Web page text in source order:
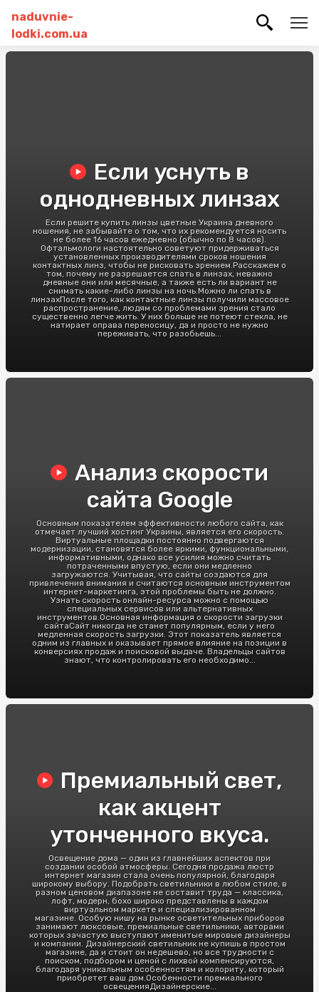
naduvnie-
lodki.com.ua
Если уснуть в
однодневных линзах
Если решите купить линзы цветные Украина дневного
ношения, не забывайте о том, что их рекомендуется носить
не более 16 часов ежедневно (обычно по 8 часов).
Офтальмологи настоятельно советуют придерживаться
установленных производителями сроков ношения
контактных линз, чтобы не рисковать зрением.Расскажем о
том, почему не разрешается спать в линзах, неважно
дневные они или месячные, а также есть ли вариант не
снимать какие-либо линзы на ночь.Можно ли спать в
линзахПосле того, как контактные линзы получили массовое
распространение, людям со проблемами зрения стало
существенно легче жить. У них больше не потеют стекла, не
натирает оправа переносицу, да и просто не нужно
переживать, что разобьешь...
Анализ скорости
сайта Google
Основным показателем эффективности любого сайта, как
отмечает лучший хостинг Украины, является его скорость.
Виртуальные площадки постоянно подвергаются
модернизации, становятся более яркими, функциональными,
информативными, однако все усилия можно считать
потраченными впустую, если они медленно
загружаются. Учитывая, что сайты создаются для
привлечения внимания и считаются основным инструментом
интернет-маркетинга, этой проблемы быть не должно.
Узнать скорость онлайн-ресурса можно с помощью
специальных сервисов или альтернативных
инструментов.Основная информация о скорости загрузки
сайтаСайт никогда не станет популярным, если у него
медленная скорость загрузки. Этот показатель является
одним из главных и оказывает прямое влияние на позиции в
конверсиях продаж и поисковой выдаче. Владельцы сайтов
знают, что контролировать его необходимо...
Премиальный свет,
как акцент
утонченного вкуса.
Освещение дома — один из главнейших аспектов при
создании особой атмосферы. Сегодня продажа люстр
интернет магазин стала очень популярной, благодаря
широкому выбору. Подобрать светильники в любом стиле, в
разном ценовом диапазоне не составит труда — классика,
лофт, модерн, бохо широко представлены в каждом
виртуальном маркете и специализированном
магазине. Особую нишу на рынке осветительных приборов
занимают люксовые, премиальные светильники, авторами
которых зачастую выступают именитые мировые дизайнеры
и компании. Дизайнерский светильник не купишь в простом
магазине, да и стоит он недешево, но все трудности с
поиском, подбором и ценой с лихвой компенсируются,
благодаря уникальным особенностям и колориту, который
приобретет ваш дом.Особенности премиального
освещенияДизайнерские...